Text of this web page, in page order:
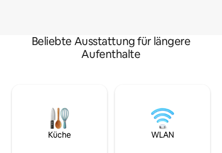
Beliebte Ausstattung für längere
Aufenthalte
Küche WLAN